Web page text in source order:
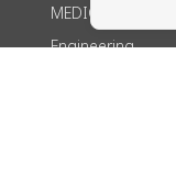
MEDICAL
Engineering